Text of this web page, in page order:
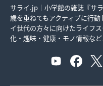
サライ.jp｜小学館の雑誌『サ
歳を重ねてもアクティブに行
イ世代の方々に向けたライフ
化・趣味・健康・モノ情報な